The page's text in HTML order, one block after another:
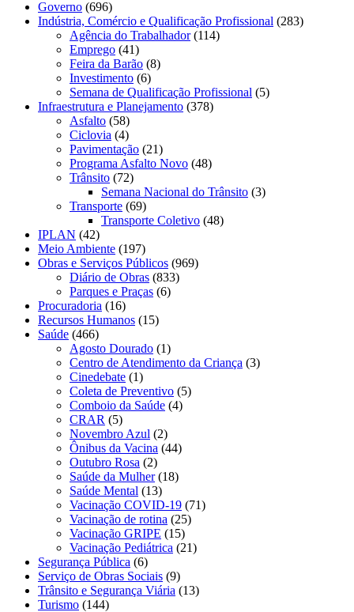
Governo (696)
Indústria, Comércio e Qualificação Profissional (283)
Agência do Trabalhador(114)
Emprego (41)
Feira da Barão (8)
Investimento (6)
Semana de Qualificação Profissional (5)
Infraestrutura e Planejamento (378)
Asfalto (58)
Ciclovia (4)
Pavimentação (21)
Programa Asfalto Novo (48)
Trânsito (72)
Semana Nacional do Trânsito (3)
Transporte (69)
Transporte Coletivo (48)
IPLAN (42)
Meio Ambiente (197)
Obras e Serviços Públicos (969)
Diário de Obras (833)
Parques e Praças (6)
Procuradoria (16)
Recursos Humanos (15)
Saúde (466)
Agosto Dourado (1)
Centro de Atendimento da Criança (3)
Cinedebate (1)
Coleta de Preventivo (5)
Comboio da Saúde (4)
CRAR (5)
Novembro Azul (2)
Ônibus da Vacina (44)
Outubro Rosa (2)
Saúde da Mulher(18)
Saúde Mental (13)
Vacinação COVID-19 (71)
Vacinação de rotina (25)
Vacinação GRIPE (15)
Vacinação Pediátrica (21)
Segurança Pública (6)
Serviço de Obras Sociais (9)
Trânsito e Segurança Viária (13)
Turismo (144)